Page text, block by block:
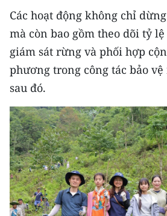
Các hoạt động không chỉ
mà còn bao gồm theo dõi tỷ
giám sát rừng và phối hợp
phương trong công tác bảo
sau đó.